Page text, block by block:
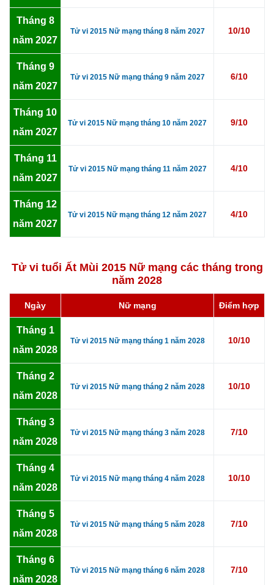
Tháng 8
năm 2027
Tử vi 2015 Nữ mạng tháng 8 năm 2027 10/10
Tháng 9
năm 2027
Tử vi 2015 Nữ mạng tháng 9 năm 2027 6/10
Tháng 10
năm 2027
Tử vi 2015 Nữ mạng tháng 10 năm 2027 9/10
Tháng 11
năm 2027
Tử vi 2015 Nữ mạng tháng 11 năm 2027 4/10
Tháng 12
năm 2027
Tử vi 2015 Nữ mạng tháng 12 năm 2027 4/10
Tử vi tuổi Ất Mùi 2015 Nữ mạng các tháng trong
năm 2028
Ngày Nữ mạng Điểm hợp
Tháng 1
năm 2028
Tử vi 2015 Nữ mạng tháng 1 năm 2028 10/10
Tháng 2
năm 2028
Tử vi 2015 Nữ mạng tháng 2 năm 2028 10/10
Tháng 3
năm 2028
Tử vi 2015 Nữ mạng tháng 3 năm 2028 7/10
Tháng 4
năm 2028
Tử vi 2015 Nữ mạng tháng 4 năm 2028 10/10
Tháng 5
năm 2028
Tử vi 2015 Nữ mạng tháng 5 năm 2028 7/10
Tháng 6
năm 2028
Tử vi 2015 Nữ mạng tháng 6 năm 2028 7/10